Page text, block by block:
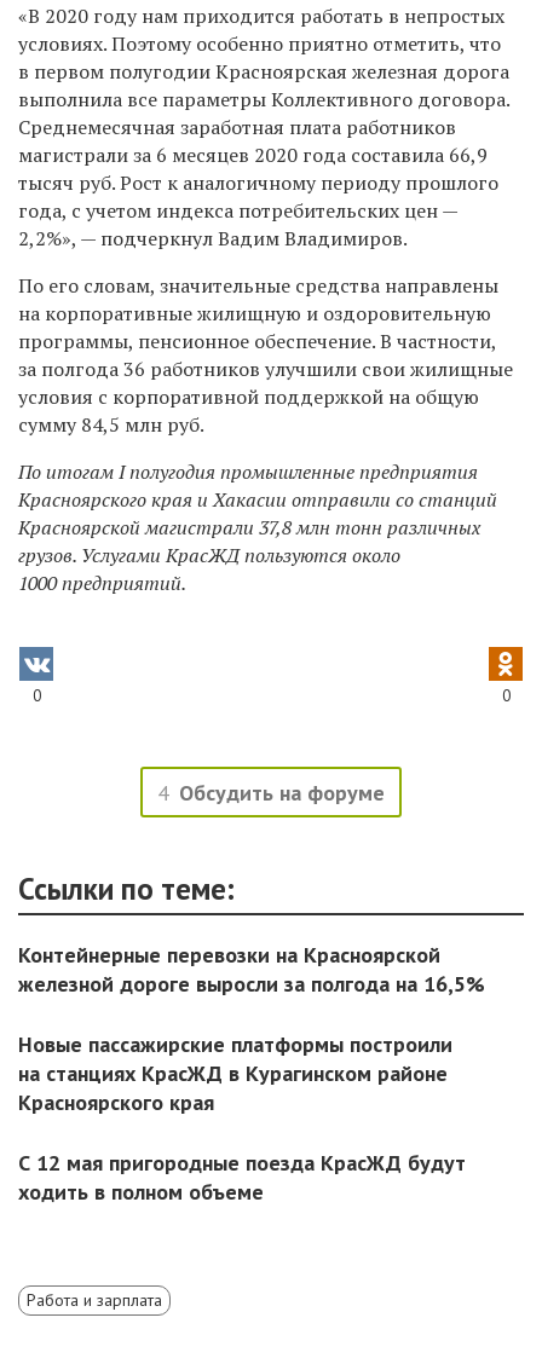
«В 2020 году нам приходится работать в непростых
условиях. Поэтому особенно приятно отметить, что
в первом полугодии Красноярская железная дорога
выполнила все параметры Коллективного договора.
Среднемесячная заработная плата работников
магистрали за 6 месяцев 2020 года составила 66,9
тысяч руб. Рост к аналогичному периоду прошлого
года, с учетом индекса потребительских цен —
2,2%», — подчеркнул Вадим Владимиров.
По его словам, значительные средства направлены
на корпоративные жилищную и оздоровительную
программы, пенсионное обеспечение. В частности,
за полгода 36 работников улучшили свои жилищные
условия с корпоративной поддержкой на общую
сумму 84,5 млн руб.
По итогам I полугодия промышленные предприятия
Красноярского края и Хакасии отправили со станций
Красноярской магистрали 37,8 млн тонн различных
грузов. Услугами КрасЖД пользуются около
1000 предприятий.
0 0
4 Обсудить на форуме
Ссылки по теме:
Контейнерные перевозки на Красноярской
железной дороге выросли за полгода на 16,5%
Новые пассажирские платформы построили
на станциях КрасЖД в Курагинском районе
Красноярского края
С 12 мая пригородные поезда КрасЖД будут
ходить в полном объеме
Работа и зарплата